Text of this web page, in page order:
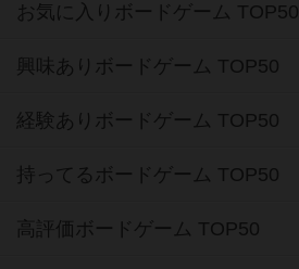
お気に入りボードゲーム TOP50
興味ありボードゲーム TOP50
経験ありボードゲーム TOP50
持ってるボードゲーム TOP50
高評価ボードゲーム TOP50